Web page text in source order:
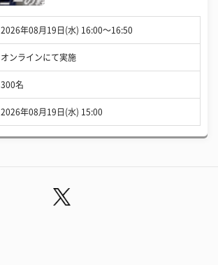
2026年08月19日(水) 16:00〜16:50
オンラインにて実施
300名
2026年08月19日(水) 15:00